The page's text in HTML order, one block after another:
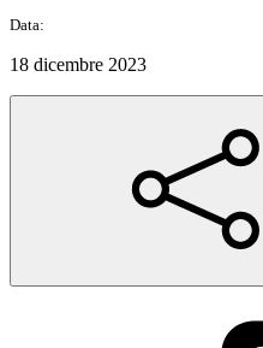
Data:
18 dicembre 2023